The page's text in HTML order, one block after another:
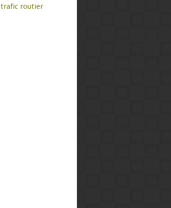
trafic routier